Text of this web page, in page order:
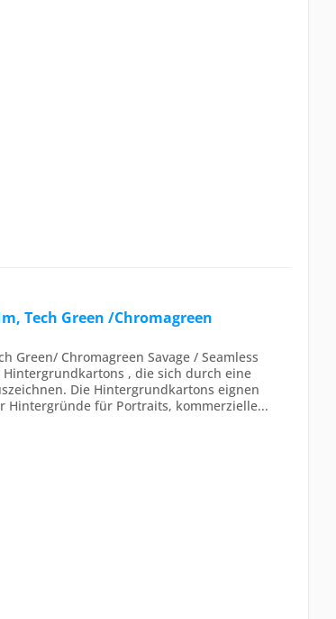
Tech Green /Chromagreen
Green/ Chromagreen Savage / Seamless
, die sich durch eine
Die Hintergrundkartons eignen
Hintergründe für Portraits, kommerzielle...